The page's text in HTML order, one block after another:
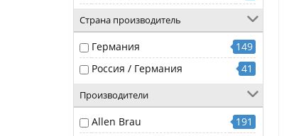
1
Страна производитель
Германия
149
Россия / Германия
41
Производители
Allen Brau
191